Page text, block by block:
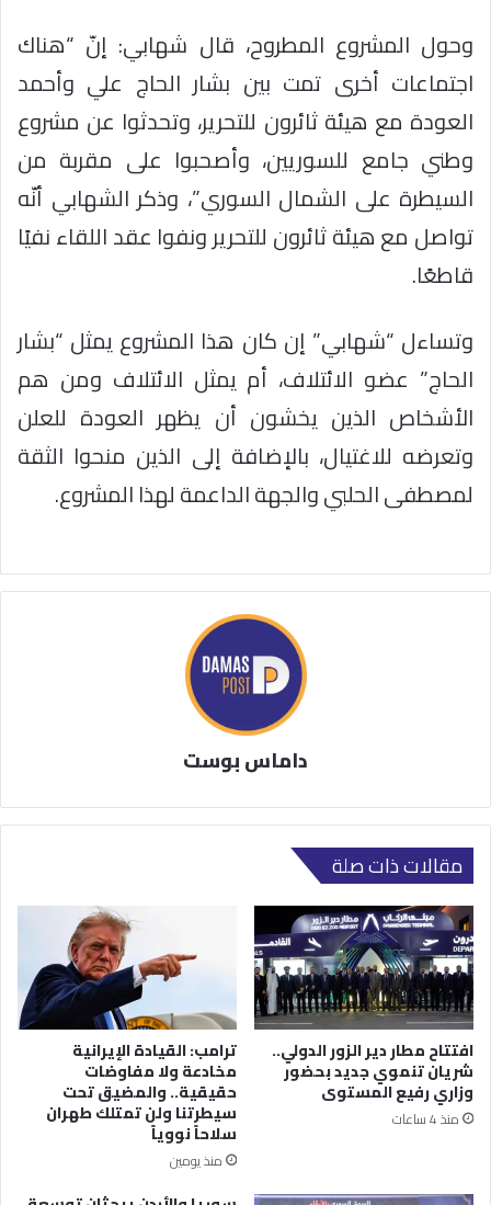
وحول المشروع المطروح، قال شهابي: إنّ “هناك
اجتماعات أخرى تمت بين بشار الحاج علي وأحمد
العودة مع هيئة ثائرون للتحرير، وتحدثوا عن مشروع
وطني جامع للسوريين، وأصحبوا على مقربة من
السيطرة على الشمال السوري”، وذكر الشهابي أنّه
تواصل مع هيئة ثائرون للتحرير ونفوا عقد اللقاء نفيًا
قاطعًا.
وتساءل “شهابي” إن كان هذا المشروع يمثل “بشار
الحاج” عضو الائتلاف، أم يمثل الائتلاف ومن هم
الأشخاص الذين يخشون أن يظهر العودة للعلن
وتعرضه للاغتيال، بالإضافة إلى الذين منحوا الثقة
لمصطفى الحلبي والجهة الداعمة لهذا المشروع.
داماس بوست
مقالات ذات صلة
افتتاح مطار دير الزور الدولي..
شريان تنموي جديد بحضور
وزاري رفيع المستوى
منذ 4 ساعات
ترامب: القيادة الإيرانية
مخادعة ولا مفاوضات
حقيقية.. والمضيق تحت
سيطرتنا ولن تمتلك طهران
سلاحاً نووياً
منذ يومين